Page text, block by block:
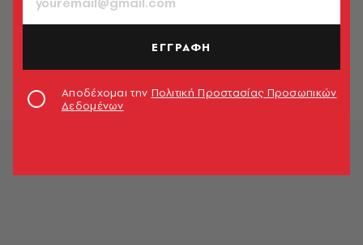
ΕΓΓΡΑΦΗ
Αποδέχομαι την Πολιτική Προστασίας Προσωπικών
Δεδομένων